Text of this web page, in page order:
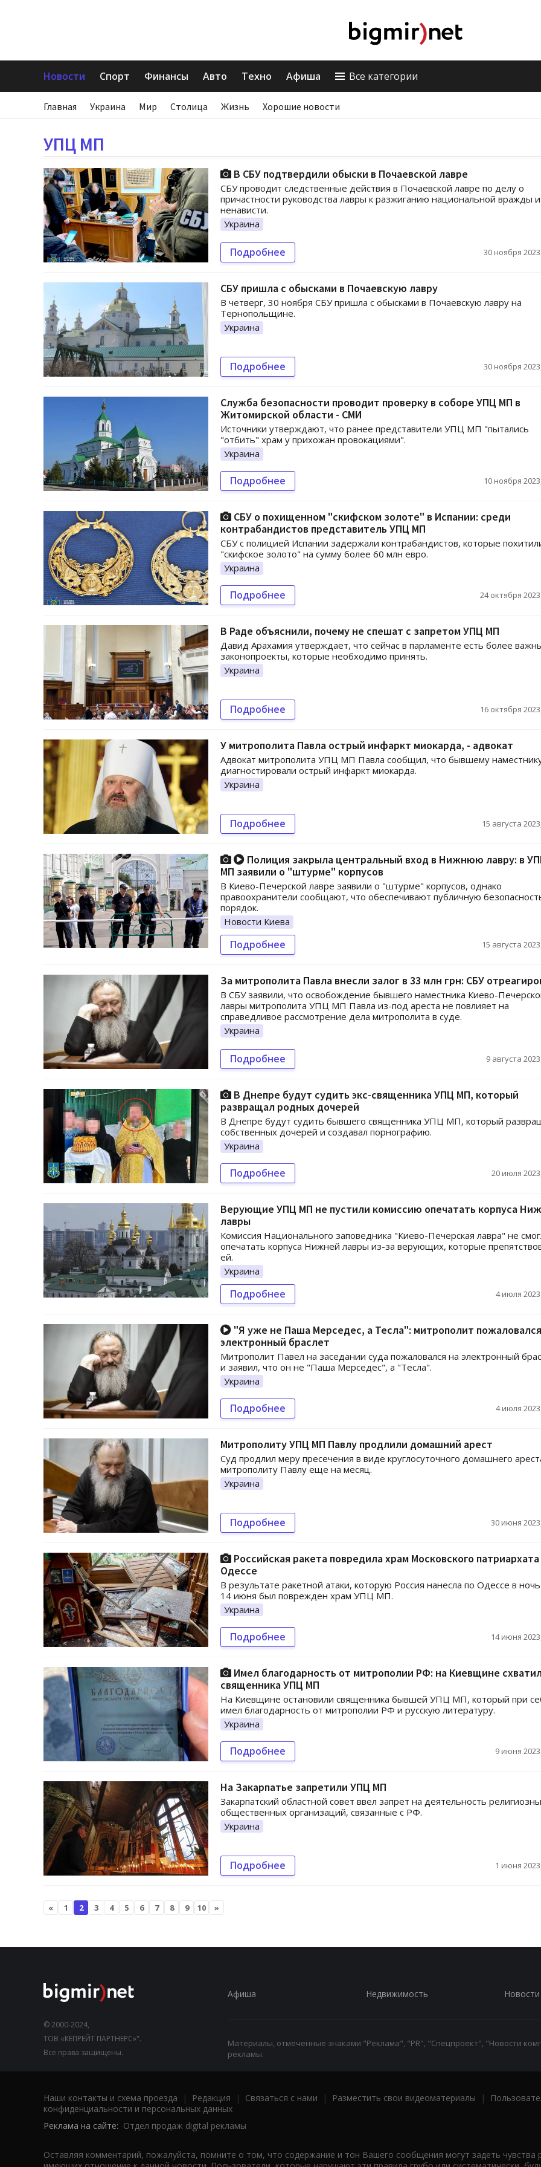
Новости Спорт Финансы Авто Техно Афиша Все категории
Главная Украина Мир Столица Жизнь Хорошие новости
УПЦ МП
В СБУ подтвердили обыски в Почаевской лавре
СБУ проводит следственные действия в Почаевской лавре по делу о
причастности руководства лавры к разжиганию национальной вражды и
ненависти.
Украина
Подробнее 30 ноября
СБУ пришла с обысками в Почаевскую лавру
В четверг, 30 ноября СБУ пришла с обысками в Почаевскую лавру на
Тернопольщине.
Украина
Подробнее 30 ноября
Служба безопасности проводит проверку в соборе УПЦ МП в
Житомирской области - СМИ
Источники утверждают, что ранее представители УПЦ МП "пытались
"отбить" храм у прихожан провокациями".
Украина
Подробнее 10 ноября
СБУ о похищенном "скифском золоте" в Испании: среди
контрабандистов представитель УПЦ МП
СБУ с полицией Испании задержали контрабандистов, которые
"скифское золото" на сумму более 60 млн евро.
Украина
Подробнее 24 октября
В Раде объяснили, почему не спешат с запретом УПЦ МП
Давид Арахамия утверждает, что сейчас в парламенте есть более
законопроекты, которые необходимо принять.
Украина
Подробнее 16 октября
У митрополита Павла острый инфаркт миокарда, - адвокат
Адвокат митрополита УПЦ МП Павла сообщил, что бывшему
диагностировали острый инфаркт миокарда.
Украина
Подробнее 15 августа
Полиция закрыла центральный вход в Нижнюю лавру: в
МП заявили о "штурме" корпусов
В Киево-Печерской лавре заявили о "штурме" корпусов, однако
правоохранители сообщают, что обеспечивают публичную
порядок.
Новости Киева
Подробнее 15 августа
За митрополита Павла внесли залог в 33 млн грн: СБУ
В СБУ заявили, что освобождение бывшего наместника Киево-
лавры митрополита УПЦ МП Павла из-под ареста не повлияет на
справедливое рассмотрение дела митрополита в суде.
Украина
Подробнее 9 августа
В Днепре будут судить экс-священника УПЦ МП, который
развращал родных дочерей
В Днепре будут судить бывшего священника УПЦ МП, который
собственных дочерей и создавал порнографию.
Украина
Подробнее 20 июля
Верующие УПЦ МП не пустили комиссию опечатать корпуса
лавры
Комиссия Национального заповедника "Киево-Печерская лавра" не
опечатать корпуса Нижней лавры из-за верующих, которые
ей.
Украина
Подробнее 4 июля
"Я уже не Паша Мерседес, а Тесла": митрополит
электронный браслет
Митрополит Павел на заседании суда пожаловался на электронный
и заявил, что он не "Паша Мерседес", а "Тесла".
Украина
Подробнее 4 июля
Митрополиту УПЦ МП Павлу продлили домашний арест
Суд продлил меру пресечения в виде круглосуточного домашнего
митрополиту Павлу еще на месяц.
Украина
Подробнее 30 июня
Российская ракета повредила храм Московского патриархата
Одессе
В результате ракетной атаки, которую Россия нанесла по Одессе в
14 июня был поврежден храм УПЦ МП.
Украина
Подробнее 14 июня
Имел благодарность от митрополии РФ: на Киевщине
священника УПЦ МП
На Киевщине остановили священника бывшей УПЦ МП, который при
имел благодарность от митрополии РФ и русскую литературу.
Украина
Подробнее 9 июня
На Закарпатье запретили УПЦ МП
Закарпатский областной совет ввел запрет на деятельность
общественных организаций, связанные с РФ.
Украина
Подробнее 1 июня
« 1 2 3 4 5 6 7 8 9 10 »
© 2000-2024,
ТОВ «КЕПРЕЙТ ПАРТНЕРС»".
Все права защищены.
Афиша Недвижимость Новости
Материалы, отмеченные знаками "Реклама", "PR", "Спецпроект", "Новости
рекламы.
Наши контакты и схема проезда | Редакция | Связаться с нами | Разместить свои видеоматериалы |
конфиденциальности и персональных данных
Реклама на сайте: Отдел продаж digital рекламы
Оставляя комментарий, пожалуйста, помните о том, что содержание и тон Вашего сообщения могут задеть чувства